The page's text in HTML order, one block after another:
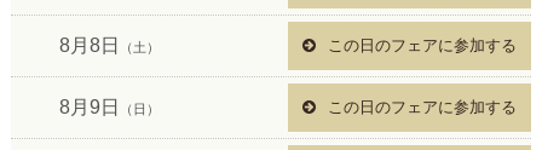
8月8日 （土） この日のフェアに参加する
8月9日 （日） この日のフェアに参加する